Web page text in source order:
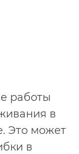
работы
в
Это может
в